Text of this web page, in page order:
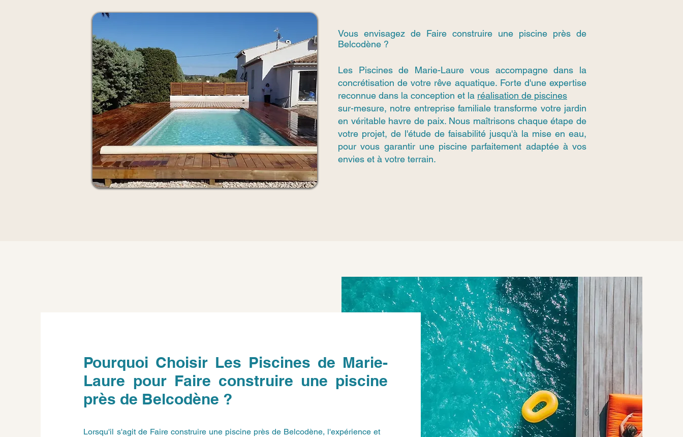
Vous envisagez de Faire construire une piscine près de
Belcodène ?
Les Piscines de Marie-Laure vous accompagne dans la
concrétisation de votre rêve aquatique. Forte d'une expertise
reconnue dans la conception et la réalisation de piscines
sur-mesure, notre entreprise familiale transforme votre jardin
en véritable havre de paix. Nous maîtrisons chaque étape de
votre projet, de l'étude de faisabilité jusqu'à la mise en eau,
pour vous garantir une piscine parfaitement adaptée à vos
envies et à votre terrain.
Pourquoi Choisir Les Piscines de Marie-
Laure pour Faire construire une piscine
près de Belcodène ?
Lorsqu'il s'agit de Faire construire une piscine près de Belcodène, l'expérience et